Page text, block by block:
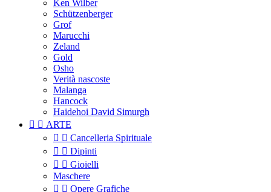
Ken Wilber
Schützenberger
Grof
Marucchi
Zeland
Gold
Osho
Verità nascoste
Malanga
Hancock
Haidehoi David Simurgh
  ARTE
  Cancelleria Spirituale
  Dipinti
  Gioielli
Maschere
  Opere Grafiche